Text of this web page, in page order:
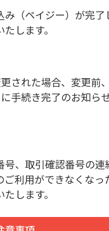
み（ペイジー）が完了
します。
された場合、変更前
手続き完了のお知ら
号、取引確認番号の連
ご利用ができなくなっ
します。